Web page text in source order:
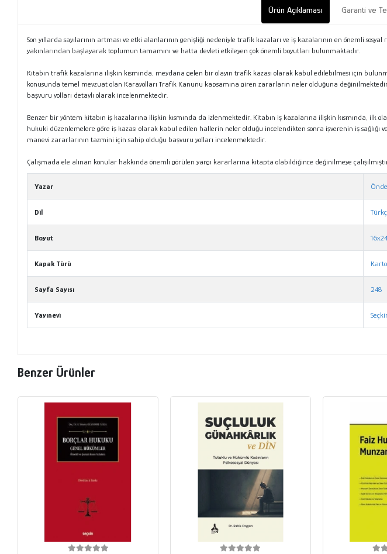
Ürün Açıklaması Garanti ve
Son yıllarda sayılarının artması ve etki alanlarının genişliği nedeniyle trafik kazaları ve iş kazalarının en önemli
yakınlarından başlayarak toplumun tamamını ve hatta devleti etkileyen çok önemli boyutları bulunmaktadır.
Kitabın trafik kazalarına ilişkin kısmında, meydana gelen bir olayın trafik kazası olarak kabul edilebilmesi için
konusunda temel mevzuat olan Karayolları Trafik Kanunu kapsamına giren zararların neler olduğuna
başvuru yolları detaylı olarak incelenmektedir.
Benzer bir yöntem kitabın iş kazalarına ilişkin kısmında da izlenmektedir. Kitabın iş kazalarına ilişkin kısmında,
hukuki düzenlemelere göre iş kazası olarak kabul edilen hallerin neler olduğu incelendikten sonra işverenin iş
manevi zararlarının tazmini için sahip olduğu başvuru yolları incelenmektedir.
Çalışmada ele alınan konular hakkında önemli görülen yargı kararlarına kitapta olabildiğince değinilmeye
Yazar
Dil
Boyut
Kapak Türü
Sayfa Sayısı 248
Yayınevi
Benzer Ürünler